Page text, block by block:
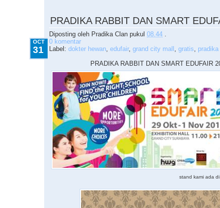
PRADIKA RABBIT DAN SMART
Diposting oleh Pradika Clan pukul 08.44
OCT
31
0 komentar
Label: dokter hewan edufair, grand city mall gratis
PRADIKA RABBIT DAN SMART EDUFAIR
stand kami ada